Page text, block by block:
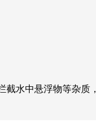
水中悬浮物等杂